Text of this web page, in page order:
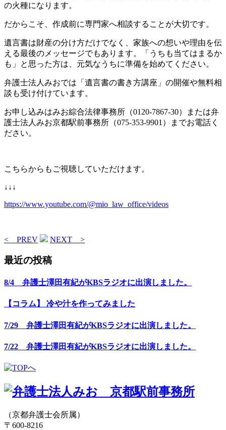
の火種になります。
だからこそ、作成前に専門家へ相談することが大切です。
遺言書は財産の分け方だけでなく、家族への想いや理由を伝
える最後のメッセージでもあります。「うちも当てはまるか
も」と思った方は、元気なうちに準備を始めてください。
弁護士法人みおでは「遺言書の書き方講座」の開催や無料相
談も受け付けています。
お申し込みはみお綜合法律事務所（0120-7867-30）または弁
護士法人みお京都駅前事務所（075-353-9901）までお電話く
ださい。
こちらからもご視聴していただけます。
↓↓↓
https://www.youtube.com/@mio_law_office/videos
< PREV NEXT >
最近の投稿
8/4 弁護士澤田有紀がKBSラジオに出演しました。
【コラム】 冷や汁を作ってみました
7/29 弁護士澤田有紀がKBSラジオに出演しました。
7/22 弁護士澤田有紀がKBSラジオに出演しました。
（京都弁護士会所属）
〒600-8216